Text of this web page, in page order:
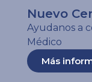
Nuevo
Ayudanos a
Médico
Más